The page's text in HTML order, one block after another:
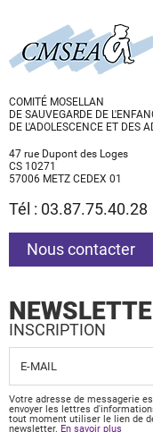
COMITÉ MOSELLAN
DE SAUVEGARDE DE
DE L'ADOLESCENCE ET DES
47 rue Dupont des Loges
CS 10271
57006 METZ CEDEX 01
Tél : 03.87.75.40.28
Nous contacter
INSCRIPTION
Votre adresse de messagerie
envoyer les lettres
tout moment utiliser le lien de
newsletter. En savoir plus